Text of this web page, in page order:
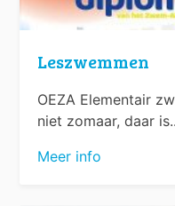
Leszwemmen
OEZA Elementair
niet zomaar, daar
Meer info